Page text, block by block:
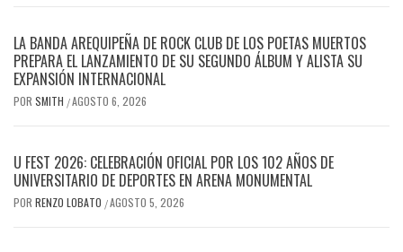
LA BANDA AREQUIPEÑA DE ROCK CLUB DE LOS POETAS MUERTOS
PREPARA EL LANZAMIENTO DE SU SEGUNDO ÁLBUM Y ALISTA SU
EXPANSIÓN INTERNACIONAL
POR SMITH /AGOSTO 6, 2026
U FEST 2026: CELEBRACIÓN OFICIAL POR LOS 102 AÑOS DE
UNIVERSITARIO DE DEPORTES EN ARENA MONUMENTAL
POR RENZO LOBATO /AGOSTO 5, 2026